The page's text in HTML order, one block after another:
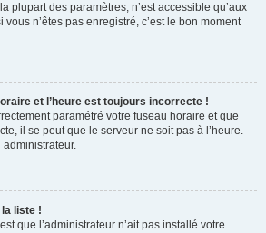
plupart des paramètres, n’est accessible qu’aux
n’êtes pas enregistré, c’est le bon moment
et l’heure est toujours incorrecte !
paramétré votre fuseau horaire et que
il se peut que le serveur ne soit pas à l’heure.
la liste !
que l’administrateur n’ait pas installé votre